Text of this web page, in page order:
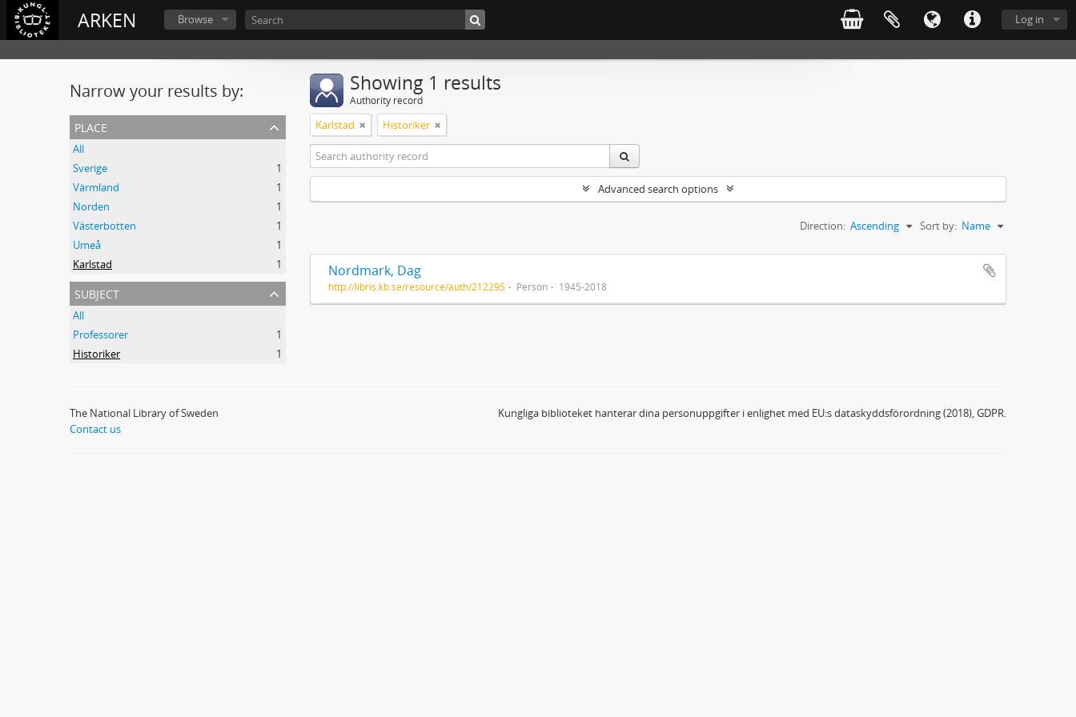
ARKEN Log in
Browse
Narrow your results by:
place
All
Sverige
1
Värmland
1
Norden
1
Västerbotten
1
Umeå
1
Karlstad
1
subject
All
Professorer
1
Historiker
1
Showing 1 results
Authority record
Karlstad Historiker
Advanced search options
Sort by: Name
Direction: Ascending
Nordmark, Dag
http://libris.kb.se/resource/auth/212295 Person 1945-2018
The National Library of Sweden
Contact us
Kungliga biblioteket hanterar dina personuppgifter i enlighet med EU:s dataskyddsförordning (2018), GDPR.